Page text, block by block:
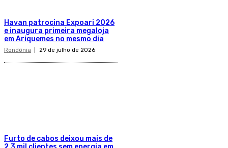
Havan patrocina Expoari 2026
e inaugura primeira megaloja
em Ariquemes no mesmo dia
Rondônia 29 de julho de 2026
Furto de cabos deixou mais de